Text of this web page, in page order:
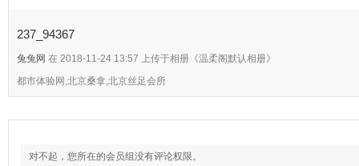
237_94367
兔兔网 在 2018-11-24 13:57 上传于相册《温柔阁默认相册》
都市体验网,北京桑拿,北京丝足会所
对不起，您所在的会员组没有评论权限。